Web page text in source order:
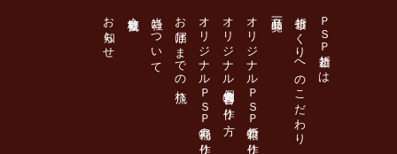
ＰＳＰ折箱とは
折箱づくりへのこだわり
オリジナルＰＳＰ折箱の作り方
オリジナル個食容器の作り方
オリジナルＰＳＰ丸桶の作り方
お届けまでの流れ
当社について
お知らせ